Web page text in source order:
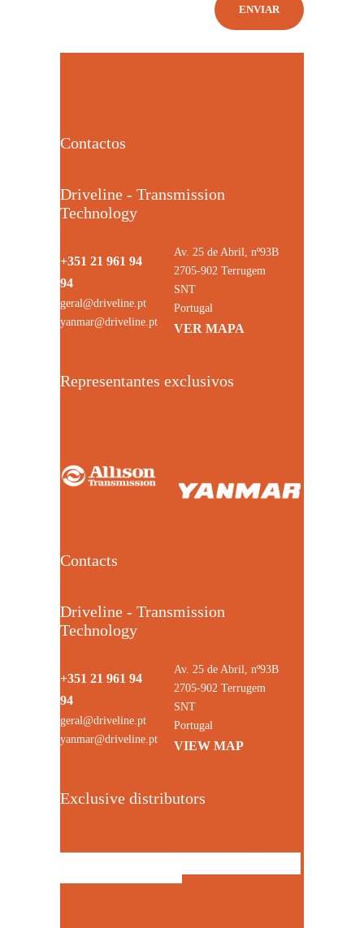
Contactos
Driveline - Transmission
Technology
+351 21 961 94
94
geral@driveline.pt
yanmar@driveline.pt
Av. 25 de Abril, nº93B
2705-902 Terrugem
SNT
Portugal
VER MAPA
Representantes exclusivos
Contacts
Driveline - Transmission
Technology
+351 21 961 94
94
geral@driveline.pt
yanmar@driveline.pt
Av. 25 de Abril, nº93B
2705-902 Terrugem
SNT
Portugal
VIEW MAP
Exclusive distributors